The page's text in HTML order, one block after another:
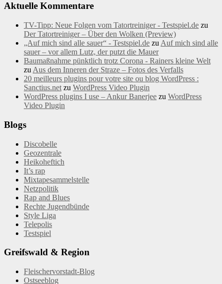
Aktuelle Kommentare
TV-Tipp: Neue Folgen vom Tatortreiniger - Testspiel.de zu
Der Tatortreiniger – Über den Wolken (Preview)
„Auf mich sind alle sauer“ - Testspiel.de zu Auf mich sind alle
sauer – vor allem Lutz, der putzt die Mauer
Baumaßnahme pünktlich trotz Corona - Rainers kleine Welt
zu Aus dem Inneren der Straze – Fotos des Verfalls
20 meilleurs plugins pour votre site ou blog WordPress :
Sanctius.net zu WordPress Video Plugin
WordPress plugins I use – Ankur Banerjee zu WordPress
Video Plugin
Blogs
Discobelle
Geozentrale
Heikoheftich
It’s rap
Mixtapesammelstelle
Netzpolitik
Rap and Blues
Rechte Jugendbünde
Style Liga
Telepolis
Testspiel
Greifswald & Region
Fleischervorstadt-Blog
Ostseeblog